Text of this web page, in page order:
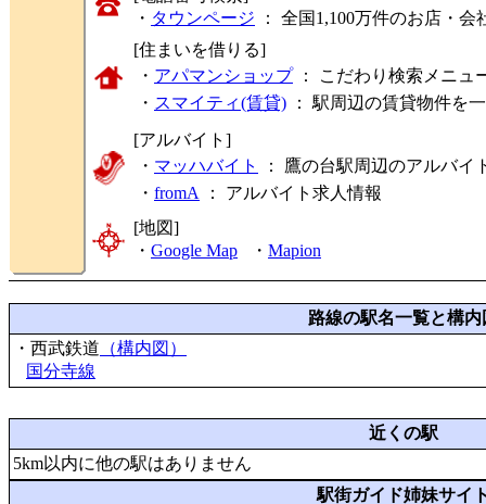
・ タウンページ ： 全国1,100万件のお店・
[住まいを借りる]
・ アパマンショップ： こだわり検索メニュ
・ スマイティ(賃貸) ： 駅周辺の賃貸物件を
[アルバイト]
・ マッハバイト
： 鷹の台駅周辺のアルバイ
・ fromA ： アルバイト求人情報
[地図]
・ Google Map ・ Mapion
路線の駅名一覧と構内
・西武鉄道 （構内図）
国分寺線
近くの駅
5km以内に他の駅はありません
駅街ガイド姉妹サイ